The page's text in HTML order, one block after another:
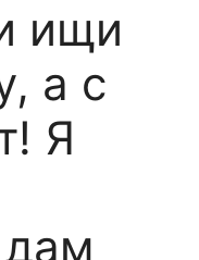
ищи
а с
Я
дам